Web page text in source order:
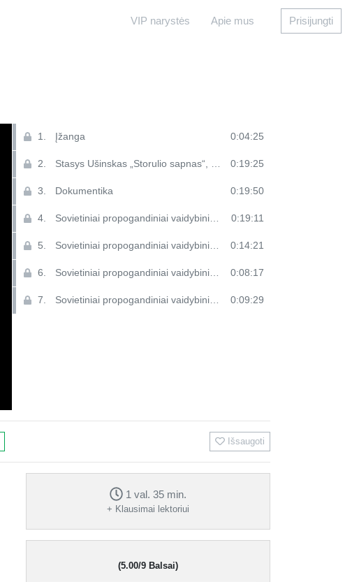
VIP narystės Apie mus Prisijungti
1. Įžanga 0:04:25
2. 0:19:25
3. Dokumentika 0:19:50
4. Sovietiniai propogandiniai vaidybiniai filmai (I dalis) 0:19:11
5. Sovietiniai propogandiniai vaidybiniai filmai (II dalis) 0:14:21
6. Sovietiniai propogandiniai vaidybiniai filmai (III dalis) 0:08:17
7. Sovietiniai propogandiniai vaidybiniai filmai (IV dalis) 0:09:29
Išsaugoti
1 val. 35 min.
+ Klausimai lektoriui
(5.00/9 Balsai)